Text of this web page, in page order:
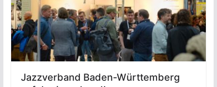
Jazzverband Baden-Württemberg